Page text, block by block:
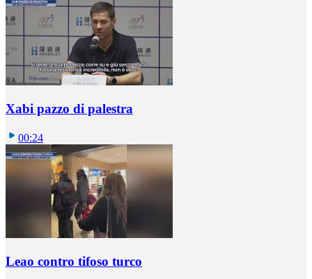
Xabi pazzo di palestra
00:24
Leao contro tifoso turco